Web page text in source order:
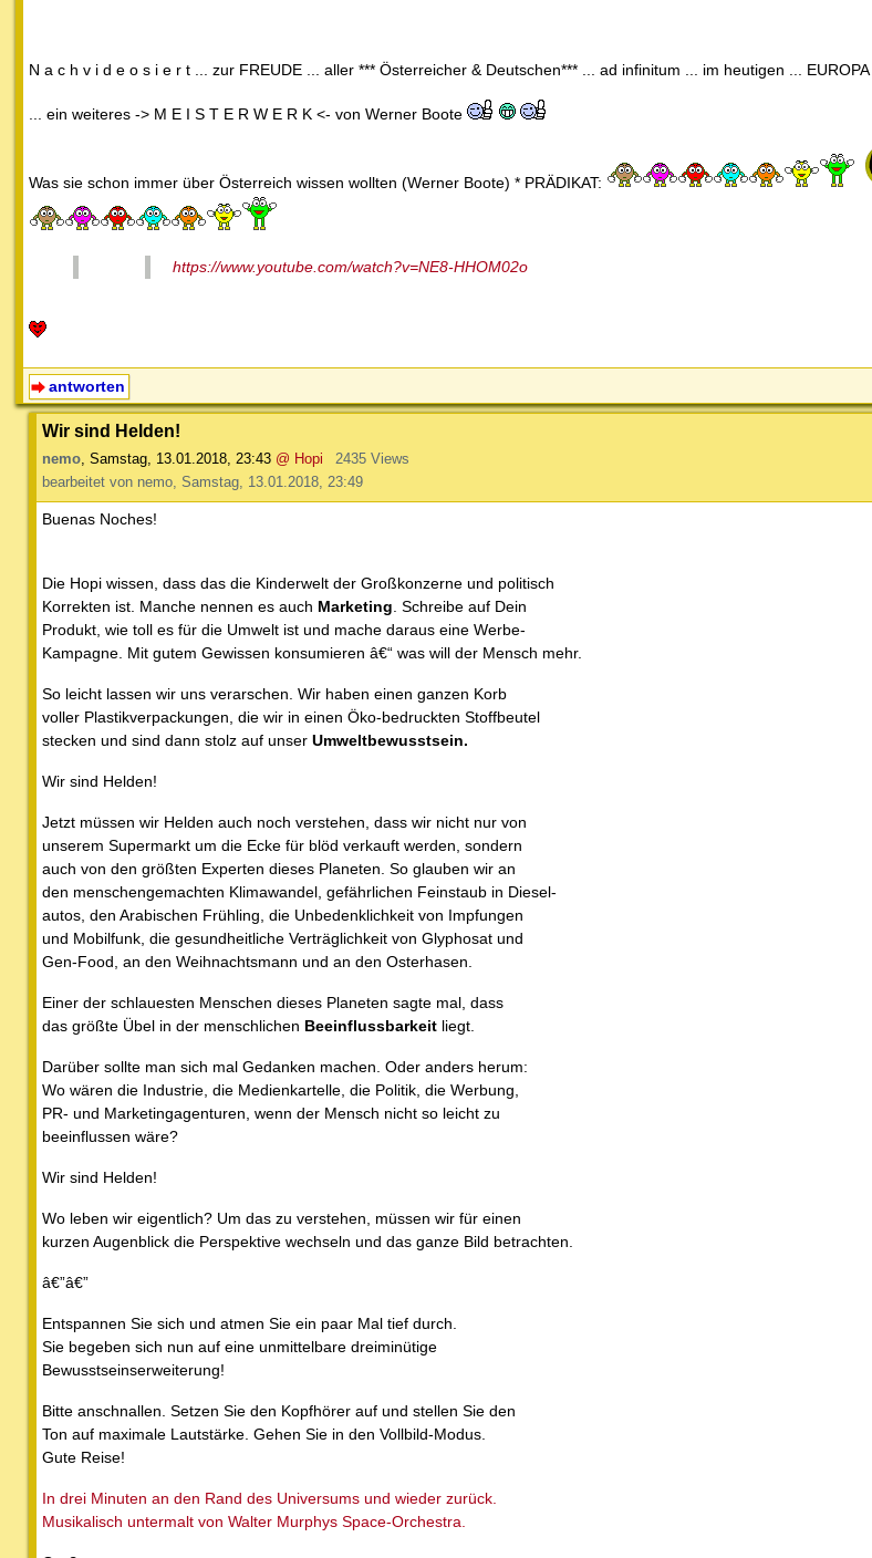
N a c h v i d e o s i e r t ... zur FREUDE ... aller *** Österreicher & Deutschen*** ... ad infinitum ... im heutigen ... EUROPA
... ein weiteres -> M E I S T E R W E R K <- von Werner Boote
Was sie schon immer über Österreich wissen wollten (Werner Boote) * PRÄDIKAT:
https://www.youtube.com/watch?v=NE8-HHOM02o
antworten
Wir sind Helden!
nemo, Samstag, 13.01.2018, 23:43 @ Hopi
2435 Views
bearbeitet von nemo, Samstag, 13.01.2018, 23:49
Buenas Noches!
Die Hopi wissen, dass das die Kinderwelt der Großkonzerne und politisch
Korrekten ist. Manche nennen es auch Marketing. Schreibe auf Dein
Produkt, wie toll es für die Umwelt ist und mache daraus eine Werbe-
Kampagne. Mit gutem Gewissen konsumieren â€“ was will der Mensch mehr.
So leicht lassen wir uns verarschen. Wir haben einen ganzen Korb
voller Plastikverpackungen, die wir in einen Öko-bedruckten Stoffbeutel
stecken und sind dann stolz auf unser Umweltbewusstsein.
Wir sind Helden!
Jetzt müssen wir Helden auch noch verstehen, dass wir nicht nur von
unserem Supermarkt um die Ecke für blöd verkauft werden, sondern
auch von den größten Experten dieses Planeten. So glauben wir an
den menschengemachten Klimawandel, gefährlichen Feinstaub in Diesel-
autos, den Arabischen Frühling, die Unbedenklichkeit von Impfungen
und Mobilfunk, die gesundheitliche Verträglichkeit von Glyphosat und
Gen-Food, an den Weihnachtsmann und an den Osterhasen.
Einer der schlauesten Menschen dieses Planeten sagte mal, dass
das größte Übel in der menschlichen Beeinflussbarkeit liegt.
Darüber sollte man sich mal Gedanken machen. Oder anders herum:
Wo wären die Industrie, die Medienkartelle, die Politik, die Werbung,
PR- und Marketingagenturen, wenn der Mensch nicht so leicht zu
beeinflussen wäre?
Wir sind Helden!
Wo leben wir eigentlich? Um das zu verstehen, müssen wir für einen
kurzen Augenblick die Perspektive wechseln und das ganze Bild betrachten.
â€”â€”
Entspannen Sie sich und atmen Sie ein paar Mal tief durch.
Sie begeben sich nun auf eine unmittelbare dreiminütige
Bewusstseinserweiterung!
Bitte anschnallen. Setzen Sie den Kopfhörer auf und stellen Sie den
Ton auf maximale Lautstärke. Gehen Sie in den Vollbild-Modus.
Gute Reise!
In drei Minuten an den Rand des Universums und wieder zurück.
Musikalisch untermalt von Walter Murphys Space-Orchestra.